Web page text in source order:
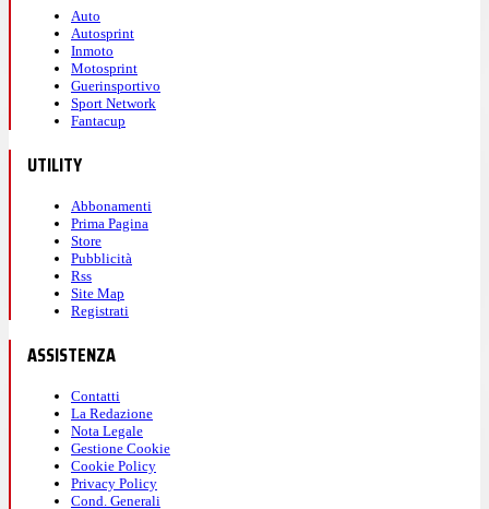
Auto
Autosprint
Inmoto
Motosprint
Guerinsportivo
Sport Network
Fantacup
UTILITY
Abbonamenti
Prima Pagina
Store
Pubblicità
Rss
Site Map
Registrati
ASSISTENZA
Contatti
La Redazione
Nota Legale
Gestione Cookie
Cookie Policy
Privacy Policy
Cond. Generali